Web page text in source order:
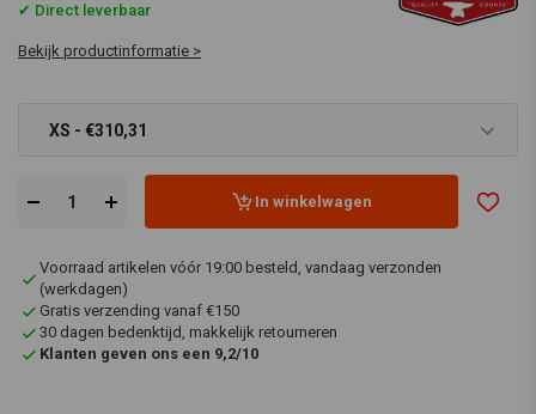
✔ Direct leverbaar
Bekijk productinformatie >
XS - €310,31
In winkelwagen
Voorraad artikelen vóór 19:00 besteld, vandaag verzonden
(werkdagen)
Gratis verzending vanaf €150
30 dagen bedenktijd, makkelijk retourneren
Klanten geven ons een 9,2/10